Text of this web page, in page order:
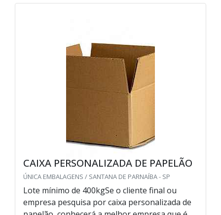
CAIXA PERSONALIZADA DE PAPELÃO
ÚNICA EMBALAGENS / SANTANA DE PARNAÍBA - SP
Lote mínimo de 400kgSe o cliente final ou
empresa pesquisa por caixa personalizada de